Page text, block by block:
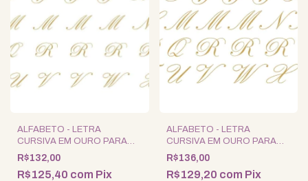
ALFABETO - LETRA
CURSIVA EM OURO PARA
PORCELANA - MINI
R$132,00
R$125,40 com Pix
ALFABETO - LETRA
CURSIVA EM OURO PARA
PORCELANA - PEQUENA
R$136,00
R$129,20 com Pix